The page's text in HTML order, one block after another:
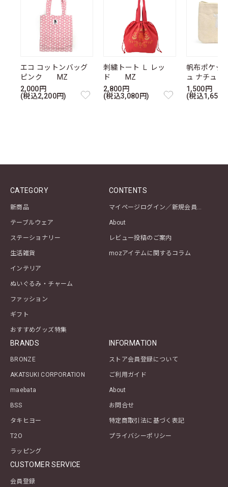
エコ コットンバッグ
ピンク MZ
2,000円
(税込2,200円)
刺繍トート Ｌ レッ
ド MZ
2,800円
(税込3,080円)
帆布ポケッ
ュ ナチュ
1,500円
(税込1,650
CATEGORY
新商品
テーブルウェア
ステーショナリー
生活雑貨
インテリア
ぬいぐるみ・チャーム
ファッション
ギフト
おすすめグッズ特集
CONTENTS
About
レビュー投稿のご案内
mozアイテムに関するコラム
BRANDS
BRONZE
AKATSUKI CORPORATION
maebata
BSS
タキヒヨー
T2O
ラッピング
INFORMATION
ストア会員登録について
ご利用ガイド
About
お問合せ
特定商取引法に基づく表記
プライバシーポリシー
CUSTOMER SERVICE
会員登録